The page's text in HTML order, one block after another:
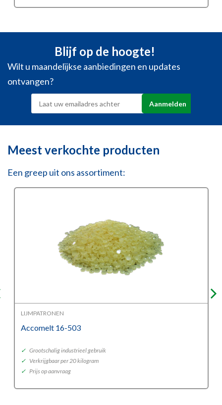
Blijf op de hoogte!
Wilt u maandelijkse aanbiedingen en updates
ontvangen?
Meest verkochte producten
Een greep uit ons assortiment:
LIJMPATRONEN
Accomelt 16-503
✓ Grootschalig industrieel gebruik
✓ Verkrijgbaar per 20 kilogram
✓ Prijs op aanvraag